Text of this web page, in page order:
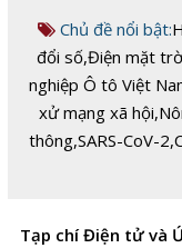
Chủ đề nổi bật:
đổi số,Điện mặt
nghiệp Ô tô Việt
xử mạng xã hội,
thông,SARS-CoV-2,
Tạp chí Điện tử và